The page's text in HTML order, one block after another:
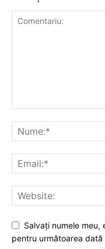
Salvaţi numele meu,
pentru următoarea